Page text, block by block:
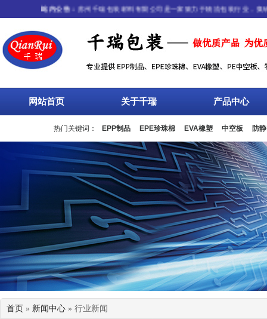
站内公告：苏州千瑞包装材料有限公司是一家致力于物流包装行业，集研
网站首页 关于千瑞 产品中心
热门关键词： EPP制品 EPE珍珠棉 EVA橡塑 中空板 防
周转箱 塑料托盘 围板箱 复合包装
首页 » 新闻中心 » 行业新闻